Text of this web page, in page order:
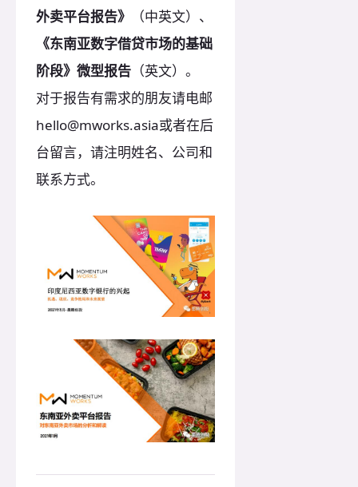
外卖平台报告》
（中英文）、
《东南亚数字借贷市场的基础
阶段》微型报告 （英文）。
对于报告有需求的朋友请电邮
hello@mworks.asia或者在后
台留言，请注明姓名、公司和
联系方式。